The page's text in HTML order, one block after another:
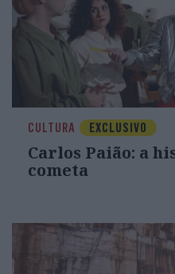
CULTURA EXCLUSIVO
Carlos Paião: a
cometa